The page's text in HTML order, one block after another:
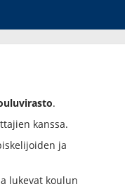
.
kanssa.
ja
lukevat koulun